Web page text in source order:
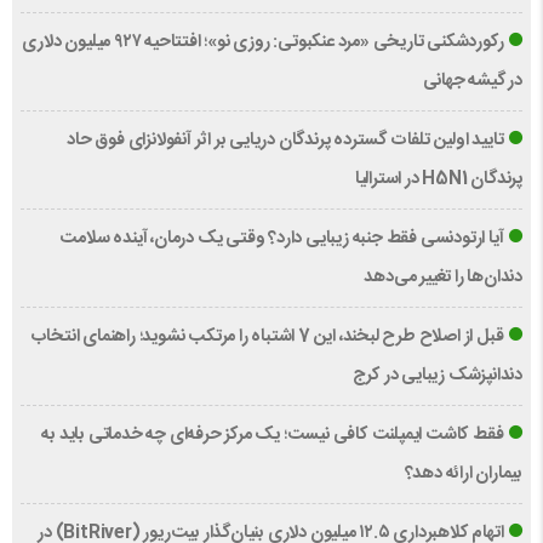
رکوردشکنی تاریخی «مرد عنکبوتی: روزی نو»؛ افتتاحیه ۹۲۷ میلیون دلاری
در گیشه جهانی
تایید اولین تلفات گسترده پرندگان دریایی بر اثر آنفولانزای فوق حاد
پرندگان H5N1 در استرالیا
آیا ارتودنسی فقط جنبه زیبایی دارد؟ وقتی یک درمان، آینده سلامت
دندان‌ها را تغییر می‌دهد
قبل از اصلاح طرح لبخند، این 7 اشتباه را مرتکب نشوید؛ راهنمای انتخاب
دندانپزشک زیبایی در کرج
فقط کاشت ایمپلنت کافی نیست؛ یک مرکز حرفه‌ای چه خدماتی باید به
بیماران ارائه دهد؟
اتهام کلاهبرداری ۱۲.۵ میلیون دلاری بنیان‌گذار بیت‌ریور (BitRiver) در